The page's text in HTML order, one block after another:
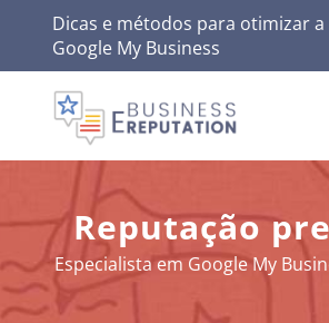
content
Dicas e métodos para otimizar
Google My Business
Reputação
Especialista em Google My